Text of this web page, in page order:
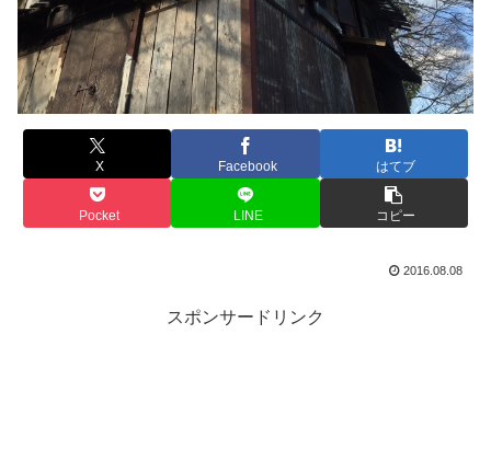
X Facebook はてブ
Pocket LINE コピー
2016.08.08
スポンサードリンク